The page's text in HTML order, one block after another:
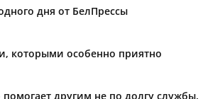
дня от БелПрессы
которыми особенно приятно
помогает другим не по долгу службы,